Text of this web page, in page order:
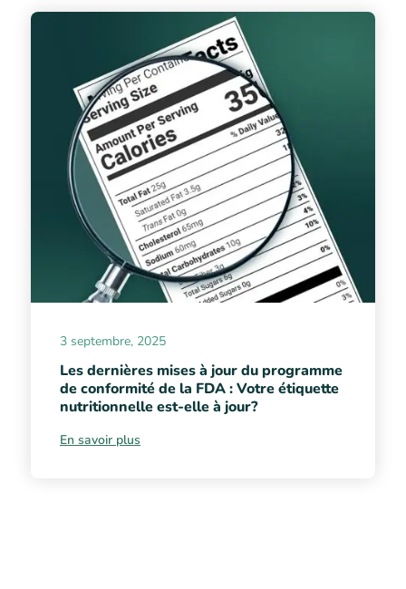
3 septembre, 2025
Les dernières mises à jour du programme
de conformité de la FDA : Votre étiquette
nutritionnelle est-elle à jour?
En savoir plus